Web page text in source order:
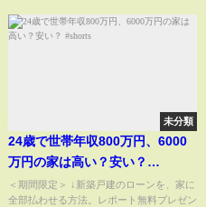
未分類
24歳で世帯年収800万円、6000
万円の家は高い？安い？
#shorts
＜期間限定＞ ↓新築戸建のローンを、家に
全部払わせる方法。レポート無料プレゼン